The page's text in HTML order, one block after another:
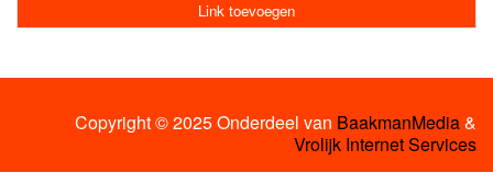
Link toevoegen
Copyright © 2025 Onderdeel van BaakmanMedia&
Vrolijk Internet Services